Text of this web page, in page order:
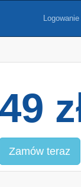
Logowanie
49
Zamów teraz